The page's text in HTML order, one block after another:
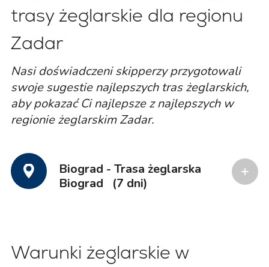
trasy żeglarskie dla regionu
Zadar
Nasi doświadczeni skipperzy przygotowali
swoje sugestie najlepszych tras żeglarskich,
aby pokazać Ci najlepsze z najlepszych w
regionie żeglarskim Zadar.
Biograd - Trasa żeglarska
Biograd
(7 dni)
Warunki żeglarskie w